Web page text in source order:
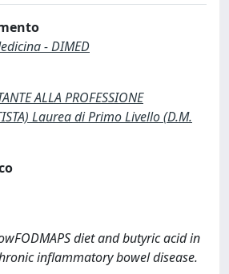
- DIMED
ALLA PROFESSIONE
Laurea di Primo Livello (D.M.
diet and butyric acid in
inflammatory bowel disease.